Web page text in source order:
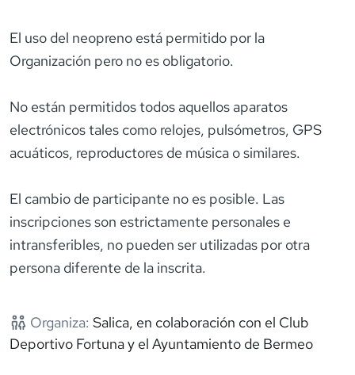
El uso del neopreno está permitido por la
Organización pero no es obligatorio.
No están permitidos todos aquellos aparatos
electrónicos tales como relojes, pulsómetros, GPS
acuáticos, reproductores de música o similares.
El cambio de participante no es posible. Las
inscripciones son estrictamente personales e
intransferibles, no pueden ser utilizadas por otra
persona diferente de la inscrita.
Organiza: Salica, en colaboración con el Club
Deportivo Fortuna y el Ayuntamiento de Bermeo